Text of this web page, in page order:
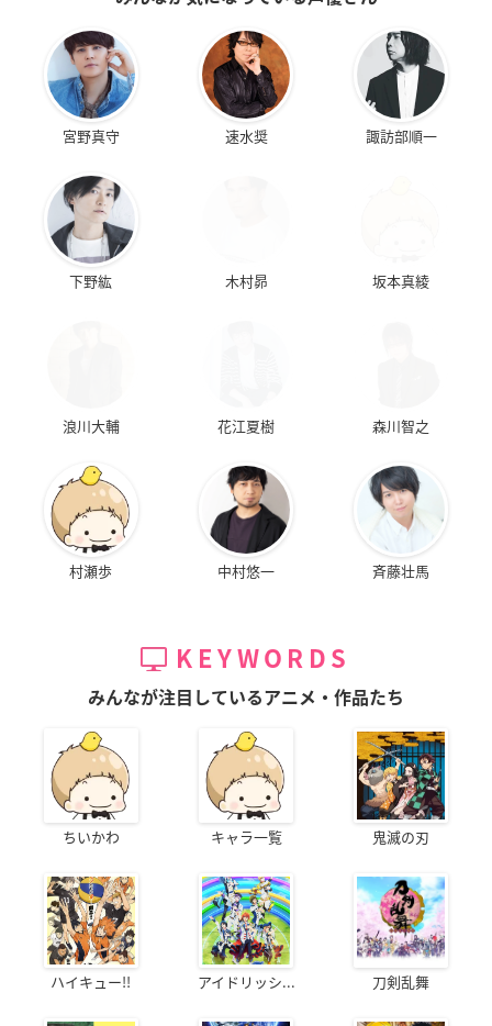
宮野真守 速水奨 諏訪部順一
下野紘 木村昴 坂本真綾
浪川大輔 花江夏樹 森川智之
村瀬歩 中村悠一 斉藤壮馬
KEYWORDS
みんなが注目しているアニメ・作品たち
ちいかわ キャラ一覧 鬼滅の刃
ハイキュー!! アイドリッシ... 刀剣乱舞